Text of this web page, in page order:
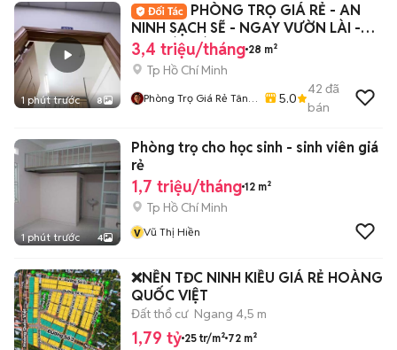
1 phút trước 8
PHÒNG TRỌ GIÁ RẺ - AN
NINH SẠCH SẼ - NGAY VƯỜN LÀI -
LUỸ BÁN BÍCH
3,4 triệu/tháng 28 m²
Tp Hồ Chí Minh
Phòng Trọ Giá Rẻ Tân
5.0
42 đã
bán
1 phút trước 4
Phòng trọ cho học sinh - sinh viên giá
rẻ
1,7 triệu/tháng 12 m²
Tp Hồ Chí Minh
v Vũ Thị Hiền
❌NỀN TĐC NINH KIỀU GIÁ RẺ HOÀNG
QUỐC VIỆT
Đất thổ cư Ngang 4,5 m
1,79 tỷ 25 tr/m² 72 m²